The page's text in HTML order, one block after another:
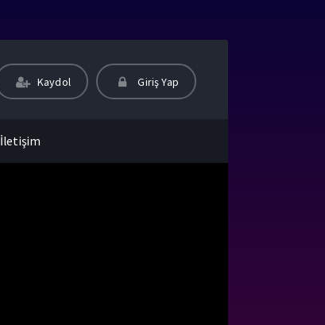
Kaydol Giriş Yap
İletişim